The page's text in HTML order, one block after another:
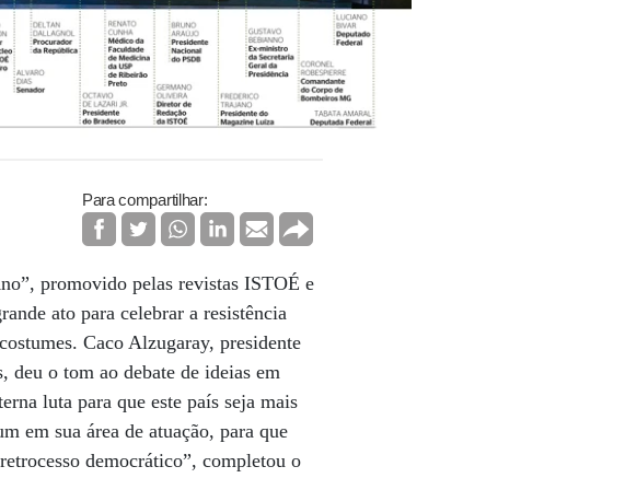
Para compartilhar:
promovido pelas revistas ISTOÉ e
ato para celebrar a resistência
Caco Alzugaray, presidente
deu o tom ao debate de ideias em
luta para que este país seja mais
em sua área de atuação, para que
democrático”, completou o